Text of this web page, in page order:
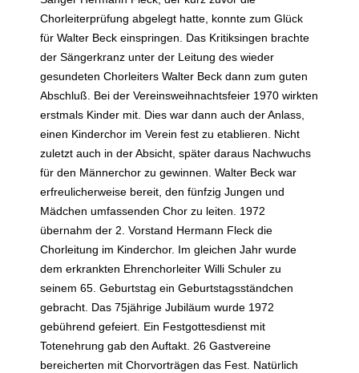
Chorleiterprüfung abgelegt hatte, konnte zum Glück
für Walter Beck einspringen. Das Kritiksingen brachte
der Sängerkranz unter der Leitung des wieder
gesundeten Chorleiters Walter Beck dann zum guten
Abschluß. Bei der Vereinsweihnachtsfeier 1970 wirkten
erstmals Kinder mit. Dies war dann auch der Anlass,
einen Kinderchor im Verein fest zu etablieren. Nicht
zuletzt auch in der Absicht, später daraus Nachwuchs
für den Männerchor zu gewinnen. Walter Beck war
erfreulicherweise bereit, den fünfzig Jungen und
Mädchen umfassenden Chor zu leiten. 1972
übernahm der 2. Vorstand Hermann Fleck die
Chorleitung im Kinderchor. Im gleichen Jahr wurde
dem erkrankten Ehrenchorleiter Willi Schuler zu
seinem 65. Geburtstag ein Geburtstagsständchen
gebracht. Das 75jährige Jubiläum wurde 1972
gebührend gefeiert. Ein Festgottesdienst mit
Totenehrung gab den Auftakt. 26 Gastvereine
bereicherten mit Chorvorträgen das Fest. Natürlich